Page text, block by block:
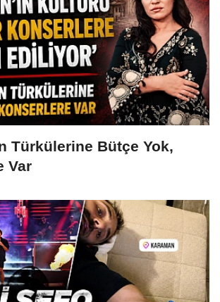
Türkülerine Bütçe Yok,
Var